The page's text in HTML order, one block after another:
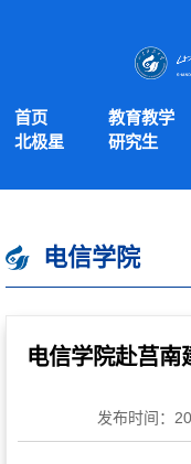
首页 教育教学
北极星
研究生
电信学院
电信学院赴莒南
发布时间：